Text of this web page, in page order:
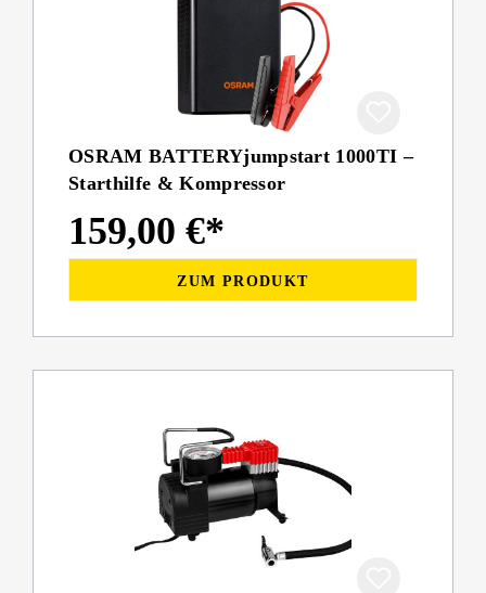
OSRAM BATTERYjumpstart 1000TI –
Starthilfe & Kompressor
159,00 €*
ZUM PRODUKT